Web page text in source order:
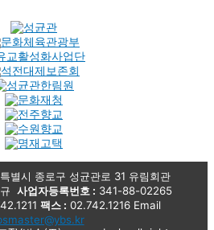
별시 종로구 성균관로 31 유림회관
사업자등록번호 : 341-88-02265
팩스 : 02.742.1216 Email